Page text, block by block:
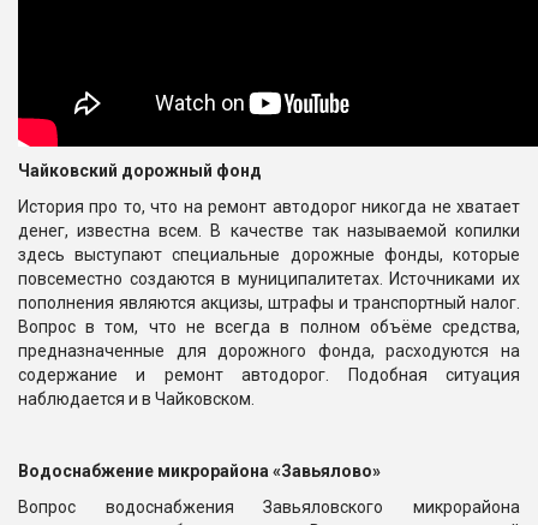
Чайковский дорожный фонд
История про то, что на ремонт автодорог никогда не хватает
денег, известна всем. В качестве так называемой копилки
здесь выступают специальные дорожные фонды, которые
повсеместно создаются в муниципалитетах. Источниками их
пополнения являются акцизы, штрафы и транспортный налог.
Вопрос в том, что не всегда в полном объёме средства,
предназначенные для дорожного фонда, расходуются на
содержание и ремонт автодорог. Подобная ситуация
наблюдается и в Чайковском.
Водоснабжение микрорайона «Завьялово»
Вопрос водоснабжения Завьяловского микрорайона